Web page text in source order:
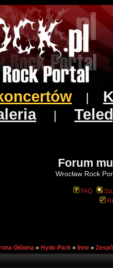
|
Forum
Wrocław Rock
FAQ
Główna » Hyde-Park » Inne »